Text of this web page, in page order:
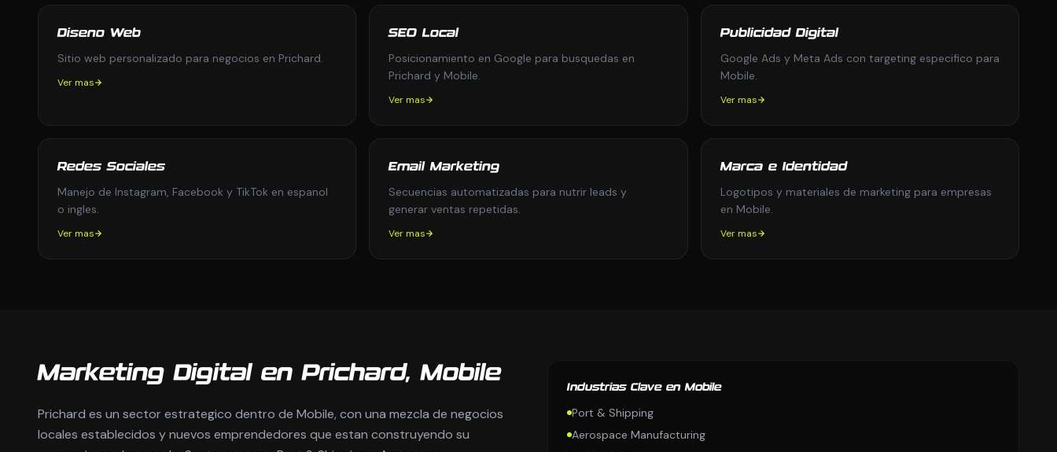
Diseno Web
Sitio web personalizado para negocios en Prichard.
Ver mas
SEO Local
Posicionamiento en Google para busquedas en
Prichard y Mobile.
Ver mas
Publicidad Digital
Google Ads y Meta Ads con targeting especifico para
Mobile.
Ver mas
Redes Sociales
Manejo de Instagram, Facebook y TikTok en espanol
o ingles.
Ver mas
Email Marketing
Secuencias automatizadas para nutrir leads y
generar ventas repetidas.
Ver mas
Marca e Identidad
Logotipos y materiales de marketing para empresas
en Mobile.
Ver mas
Marketing Digital en Prichard, Mobile
Prichard es un sector estrategico dentro de Mobile, con una mezcla de negocios
locales establecidos y nuevos emprendedores que estan construyendo su
Industrias Clave en Mobile
Port & Shipping
Aerospace Manufacturing